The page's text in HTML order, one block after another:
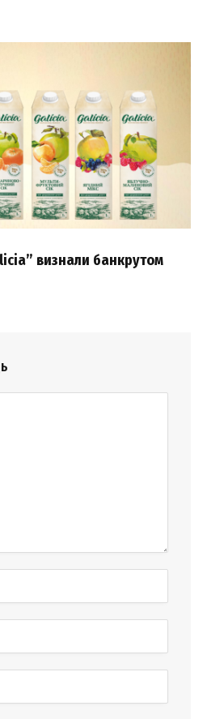
визнали банкрутом